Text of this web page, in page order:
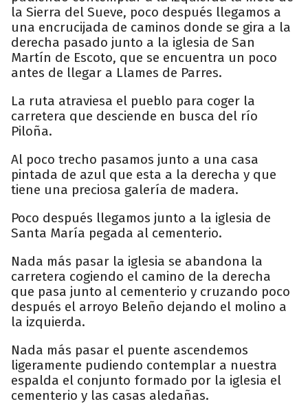
la Sierra del Sueve, poco después llegamos a
una encrucijada de caminos donde se gira a la
derecha pasado junto a la iglesia de San
Martín de Escoto, que se encuentra un poco
antes de llegar a Llames de Parres.
La ruta atraviesa el pueblo para coger la
carretera que desciende en busca del río
Piloña.
Al poco trecho pasamos junto a una casa
pintada de azul que esta a la derecha y que
tiene una preciosa galería de madera.
Poco después llegamos junto a la iglesia de
Santa María pegada al cementerio.
Nada más pasar la iglesia se abandona la
carretera cogiendo el camino de la derecha
que pasa junto al cementerio y cruzando poco
después el arroyo Beleño dejando el molino a
la izquierda.
Nada más pasar el puente ascendemos
ligeramente pudiendo contemplar a nuestra
espalda el conjunto formado por la iglesia el
cementerio y las casas aledañas.